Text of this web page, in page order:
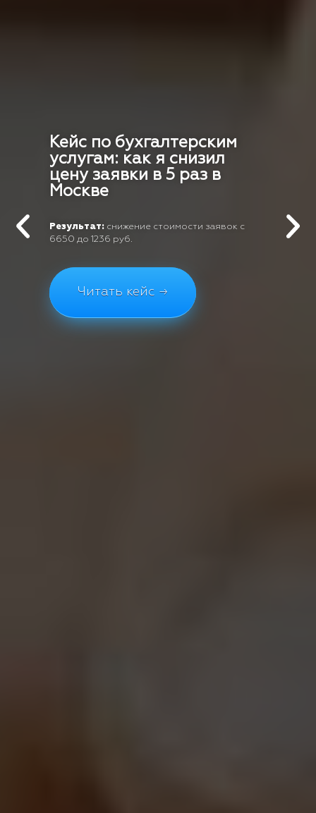
Кейс по бухгалтерским
услугам: как я снизил
цену заявки в 5 раз в
Москве
Результат: снижение стоимости заявок с
6650 до 1236 руб.
Читать кейс →